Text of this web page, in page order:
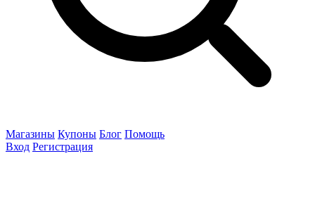
Магазины Купоны Блог Помощь
Вход Регистрация